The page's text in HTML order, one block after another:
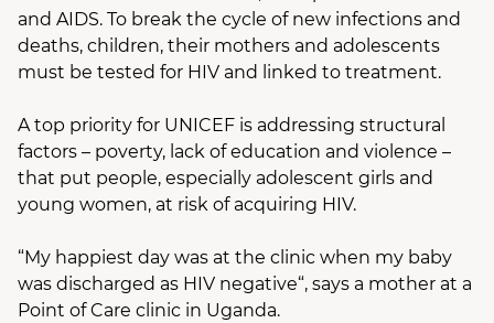
and AIDS. To break the cycle of new infections and
deaths, children, their mothers and adolescents
must be tested for HIV and linked to treatment.
A top priority for UNICEF is addressing structural
factors – poverty, lack of education and violence –
that put people, especially adolescent girls and
young women, at risk of acquiring HIV.
“My happiest day was at the clinic when my baby
was discharged as HIV negative“, says a mother at a
Point of Care clinic in Uganda.